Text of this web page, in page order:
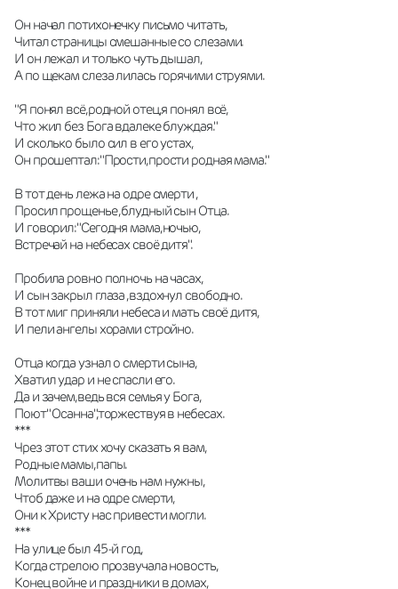
Он начал потихонечку письмо читать,
Читал страницы смешанные со слезами.
И он лежал и только чуть дышал,
А по щекам слеза лилась горячими струями.
"Я понял всё,родной отец,я понял всё,
Что жил без Бога вдалеке блуждая."
И сколько было сил в его устах,
Он прошептал:"Прости,прости родная мама."
В тот день лежа на одре смерти ,
Просил прощенье ,блудный сын Отца.
И говорил:"Сегодня мама,ночью,
Встречай на небесах своё дитя".
Пробила ровно полночь на часах,
И сын закрыл глаза ,вздохнул свободно.
В тот миг приняли небеса и мать своё дитя,
И пели ангелы хорами стройно.
Отца когда узнал о смерти сына,
Хватил удар и не спасли его.
Да и зачем,ведь вся семья у Бога,
Поют" Осанна",торжествуя в небесах.
***
Чрез этот стих хочу сказать я вам,
Родные мамы,папы.
Молитвы ваши очень нам нужны,
Чтоб даже и на одре смерти,
Они к Христу нас привести могли.
***
На улице был 45-й год,
Когда стрелою прозвучала новость,
Конец войне и праздники в домах,